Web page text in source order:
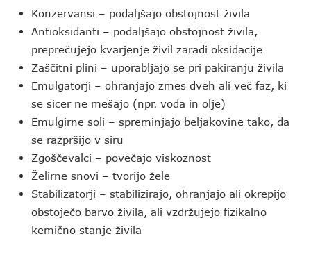
Konzervansi – podaljšajo obstojnost živila
Antioksidanti – podaljšajo obstojnost živila,
preprečujejo kvarjenje živil zaradi oksidacije
Zaščitni plini – uporabljajo se pri pakiranju živila
Emulgatorji – ohranjajo zmes dveh ali več faz, ki
se sicer ne mešajo (npr. voda in olje)
Emulgirne soli – spreminjajo beljakovine tako, da
se razpršijo v siru
Zgoščevalci – povečajo viskoznost
Želirne snovi – tvorijo žele
Stabilizatorji – stabilizirajo, ohranjajo ali okrepijo
obstoječo barvo živila, ali vzdržujejo fizikalno
kemično stanje živila